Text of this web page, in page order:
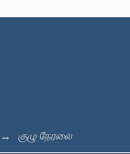
குழு நேரலை